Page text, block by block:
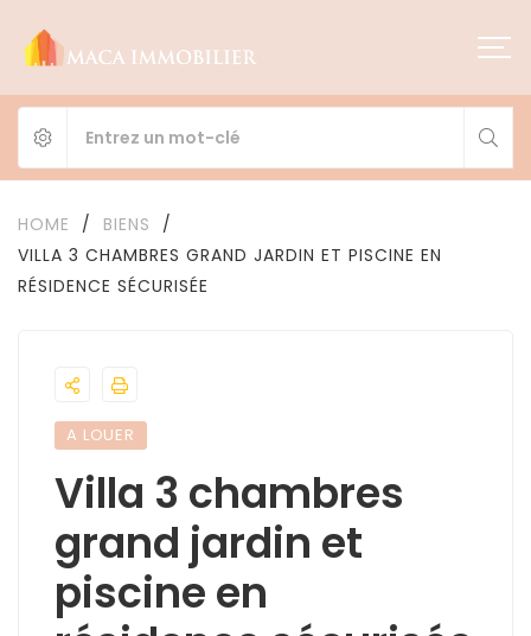
HOME / BIENS
/
VILLA 3 CHAMBRES GRAND JARDIN ET PISCINE EN
RÉSIDENCE SÉCURISÉE
A LOUER
Villa 3 chambres
grand jardin et
piscine en